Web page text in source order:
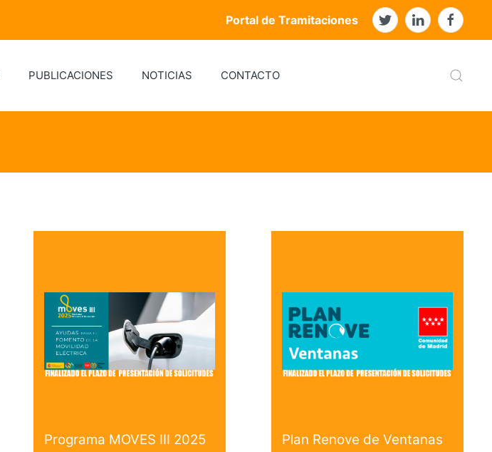
Portal de Tramitaciones
PUBLICACIONES NOTICIAS CONTACTO
Programa MOVES III 2025 Plan Renove de Ventanas